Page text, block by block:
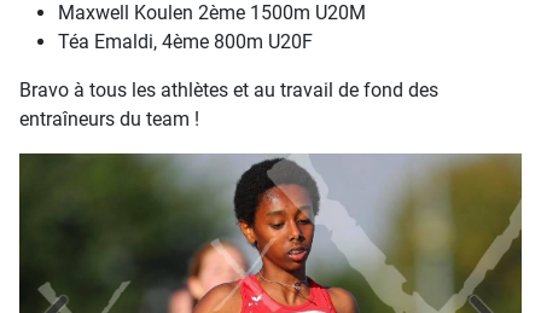
Maxwell Koulen 2ème 1500m U20M
Téa Emaldi, 4ème 800m U20F
Bravo à tous les athlètes et au travail de fond des
entraîneurs du team !